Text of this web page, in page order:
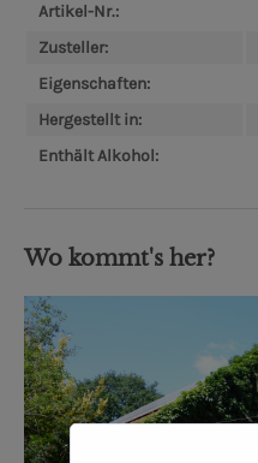
Artikel-Nr.:
Zusteller:
Eigenschaften:
Hergestellt in:
Enthält Alkohol:
Wo kommt's her?